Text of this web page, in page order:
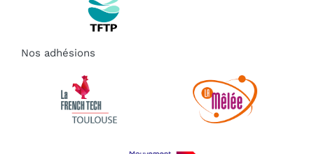
Nos adhésions